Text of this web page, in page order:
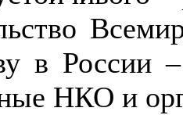
в России
НКО и